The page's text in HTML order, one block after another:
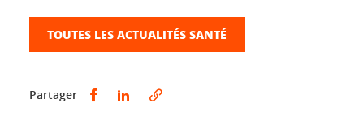
TOUTES LES ACTUALITÉS SANTÉ
Partager Partager sur Facebook
Partager sur LinkedIn